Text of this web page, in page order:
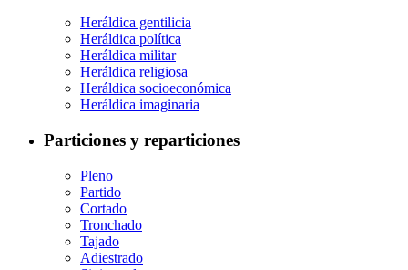
Heráldica gentilicia
Heráldica política
Heráldica militar
Heráldica religiosa
Heráldica socioeconómica
Heráldica imaginaria
Particiones y reparticiones
Pleno
Partido
Cortado
Tronchado
Tajado
Adiestrado